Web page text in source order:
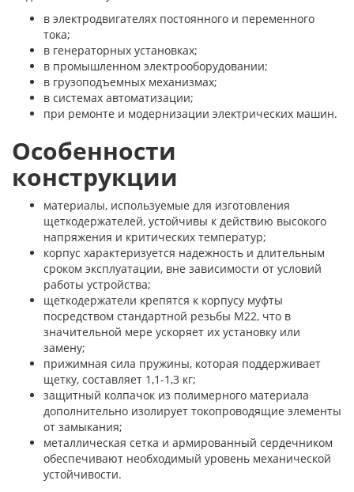
в электродвигателях постоянного и переменного
тока;
в генераторных установках;
в промышленном электрооборудовании;
в грузоподъемных механизмах;
в системах автоматизации;
при ремонте и модернизации электрических машин.
Особенности
конструкции
материалы, используемые для изготовления
щеткодержателей, устойчивы к действию высокого
напряжения и критических температур;
корпус характеризуется надежность и длительным
сроком эксплуатации, вне зависимости от условий
работы устройства;
щеткодержатели крепятся к корпусу муфты
посредством стандартной резьбы М22, что в
значительной мере ускоряет их установку или
замену;
прижимная сила пружины, которая поддерживает
щетку, составляет 1,1-1,3 кг;
защитный колпачок из полимерного материала
дополнительно изолирует токопроводящие элементы
от замыкания;
металлическая сетка и армированный сердечником
обеспечивают необходимый уровень механической
устойчивости.